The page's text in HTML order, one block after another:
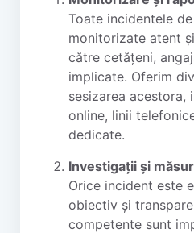
Toate incidentele
monitorizate atent
către cetățeni,
implicate. Oferim
sesizarea acestora,
online, linii
dedicate.
Investigații și
Orice incident este
obiectiv și
competente sunt